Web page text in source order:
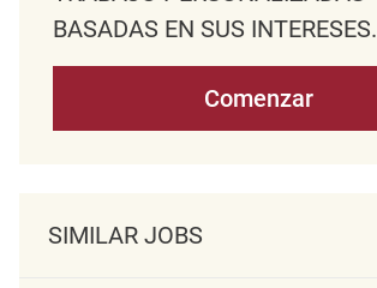
BASADAS EN SUS INTERESES.
Comenzar
SIMILAR JOBS